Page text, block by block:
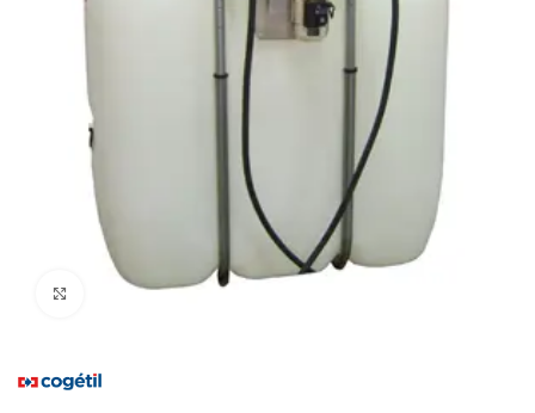
Cliquez pour agrandir